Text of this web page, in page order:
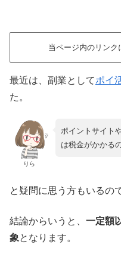
当ページ内のリンク
最近は、副業としてポイ
た。
りら
ポイントサイト
は税金がかかる
と疑問に思う方もいるの
結論からいうと、 一定額
象となります。